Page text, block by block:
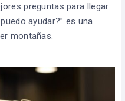
preguntas para llegar
ayudar?” es una
montañas.